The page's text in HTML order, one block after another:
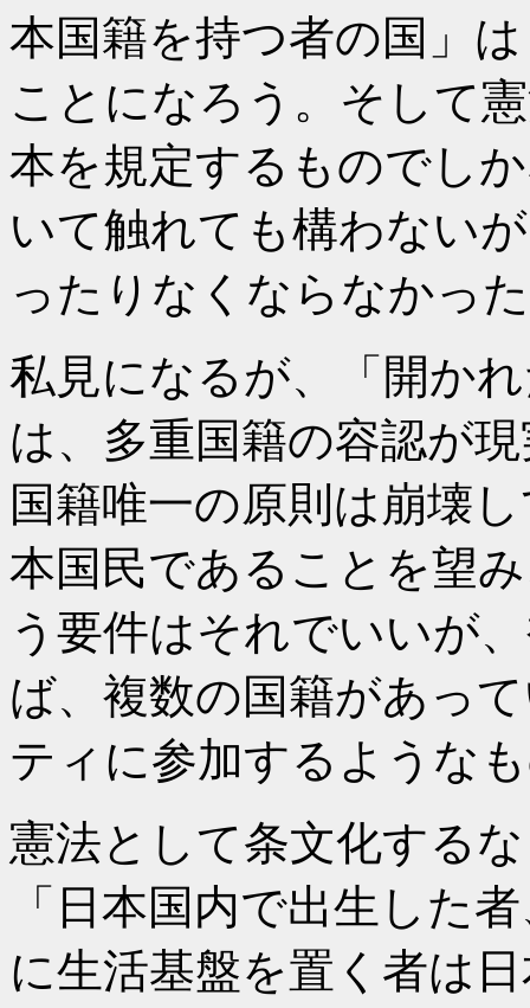
本国籍を持つ者の国」
ことになろう。そして
本を規定するものでし
いて触れても構わない
ったりなくならなかっ
私見になるが、「開か
は、多重国籍の容認が
国籍唯一の原則は崩壊
本国民であることを望
う要件はそれでいいが
ば、複数の国籍があっ
ティに参加するような
憲法として条文化する
「日本国内で出生した
に生活基盤を置く者は